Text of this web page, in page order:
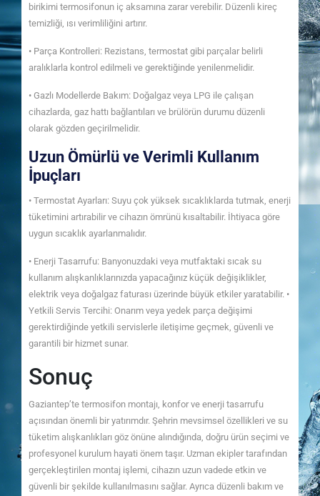
birikimi termosifonun iç aksamına zarar verebilir. Düzenli kireç
temizliği, ısı verimliliğini artırır.
• Parça Kontrolleri: Rezistans, termostat gibi parçalar belirli
aralıklarla kontrol edilmeli ve gerektiğinde yenilenmelidir.
• Gazlı Modellerde Bakım: Doğalgaz veya LPG ile çalışan
cihazlarda, gaz hattı bağlantıları ve brülörün durumu düzenli
olarak gözden geçirilmelidir.
Uzun Ömürlü ve Verimli Kullanım
İpuçları
• Termostat Ayarları: Suyu çok yüksek sıcaklıklarda tutmak, enerji
tüketimini artırabilir ve cihazın ömrünü kısaltabilir. İhtiyaca göre
uygun sıcaklık ayarlanmalıdır.
• Enerji Tasarrufu: Banyonuzdaki veya mutfaktaki sıcak su
kullanım alışkanlıklarınızda yapacağınız küçük değişiklikler,
elektrik veya doğalgaz faturası üzerinde büyük etkiler yaratabilir. •
Yetkili Servis Tercihi: Onarım veya yedek parça değişimi
gerektirdiğinde yetkili servislerle iletişime geçmek, güvenli ve
garantili bir hizmet sunar.
Sonuç
Gaziantep’te termosifon montajı, konfor ve enerji tasarrufu
açısından önemli bir yatırımdır. Şehrin mevsimsel özellikleri ve su
tüketim alışkanlıkları göz önüne alındığında, doğru ürün seçimi ve
profesyonel kurulum hayati önem taşır. Uzman ekipler tarafından
gerçekleştirilen montaj işlemi, cihazın uzun vadede etkin ve
güvenli bir şekilde kullanılmasını sağlar. Ayrıca düzenli bakım ve